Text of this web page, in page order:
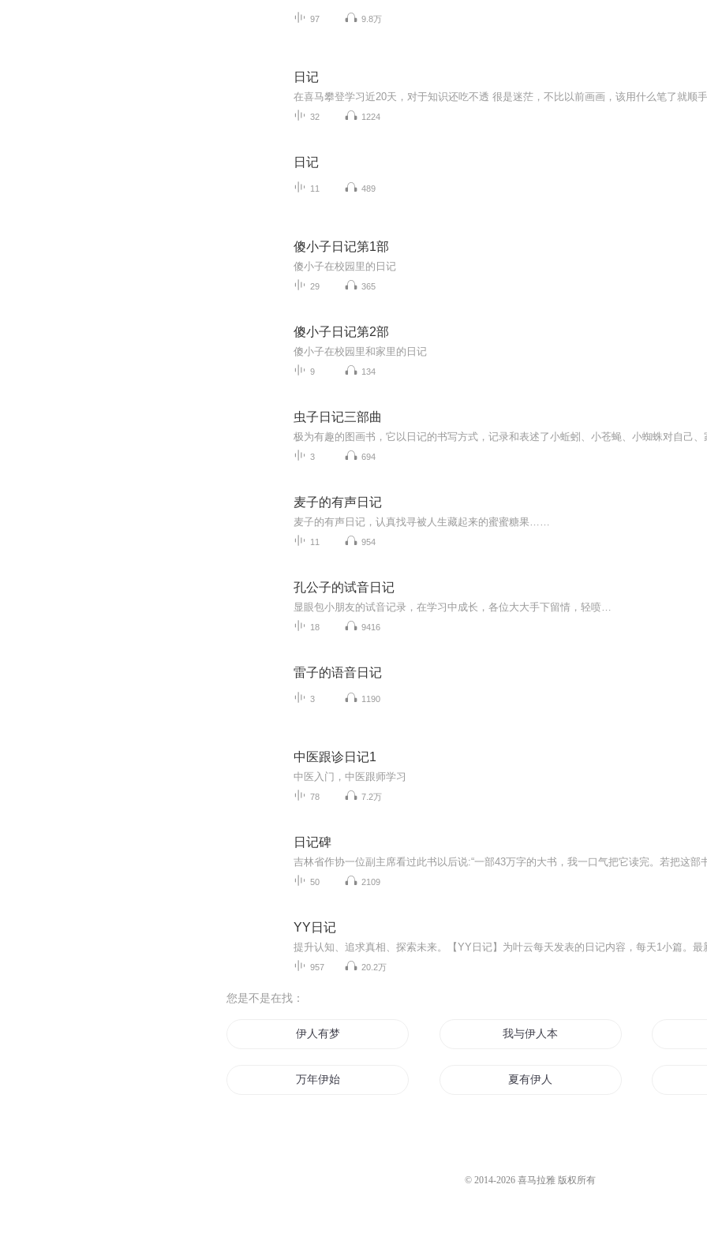
97 9.8万
日记
32 1224
日记
11 489
傻小子日记第1部
傻小子在校园里的日记
29 365
傻小子日记第2部
傻小子在校园里和家里的日记
9 134
虫子日记三部曲
3 694
麦子的有声日记
麦子的有声日记，认真找寻被人生藏起来的蜜蜜糖果……
11 954
孔公子的试音日记
显眼包小朋友的试音记录，在学习中成长，各位大大手下留情，轻喷…
18 9416
雷子的语音日记
3 1190
中医跟诊日记1
中医入门，中医跟师学习
78 7.2万
日记碑
50 2109
YY日记
957 20.2万
您是不是在找：
伊人有梦 我与伊人本一家
万年伊始 夏有伊人
© 2014-2026 喜马拉雅 版权所有